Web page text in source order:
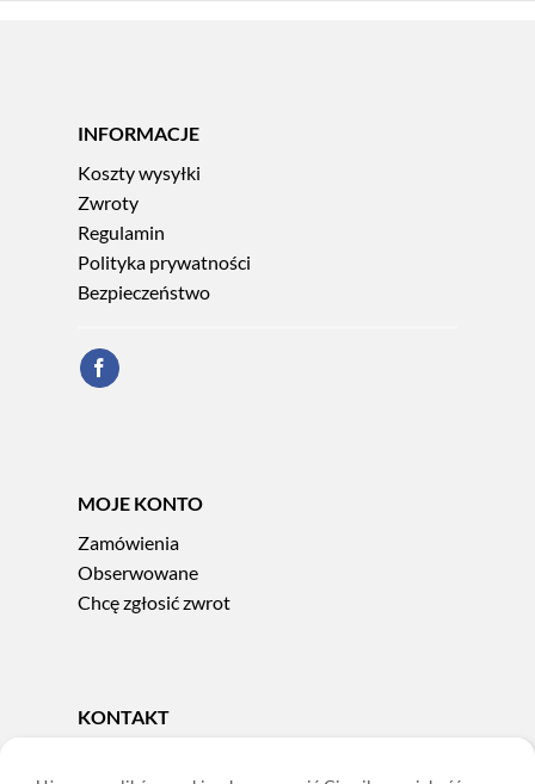
INFORMACJE
Koszty wysyłki
Zwroty
Regulamin
Polityka prywatności
Bezpieczeństwo
MOJE KONTO
Zamówienia
Obserwowane
Chcę zgłosić zwrot
KONTAKT